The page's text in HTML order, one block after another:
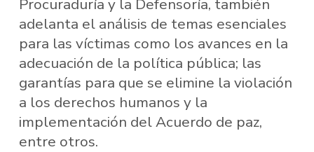
Procuraduría y la Defensoría, también
adelanta el análisis de temas esenciales
para las víctimas como los avances en la
adecuación de la política pública; las
garantías para que se elimine la violación
a los derechos humanos y la
implementación del Acuerdo de paz,
entre otros.